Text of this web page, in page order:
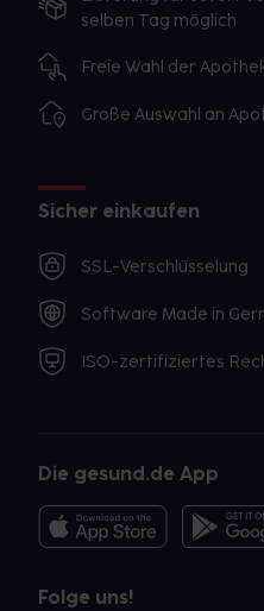
selben Tag möglich
Freie Wahl der
Große Auswahl an
Sicher einkaufen
SSL-Verschlüsselung
Software Made in
ISO-zertifiziertes
Die gesund.de App
Folge uns!